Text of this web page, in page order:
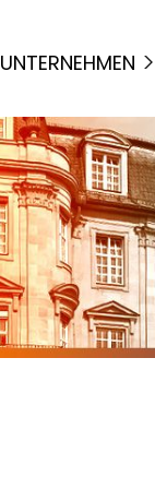
UNTERNEHMEN